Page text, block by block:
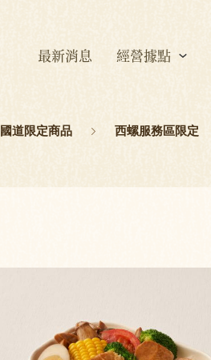
最新消息 經營據點
國道限定商品 西螺服務區限定